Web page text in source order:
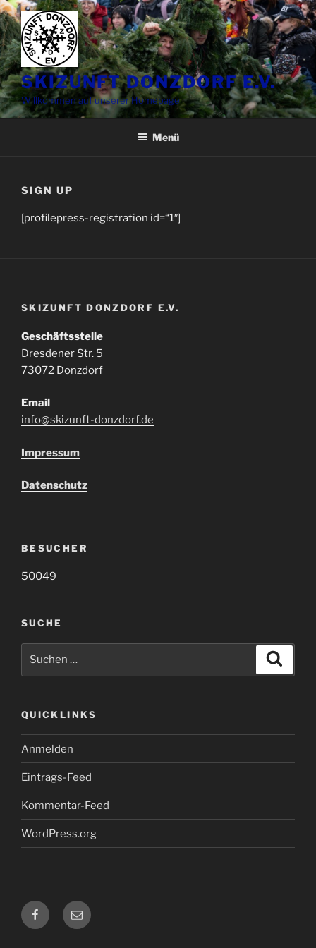
Zum
Inhalt
springen
SKIZUNFT DONZDORF E.V.
Willkommen auf unserer Homepage
Menü
SIGN UP
[profilepress-registration id=“1″]
SKIZUNFT DONZDORF E.V.
Geschäftsstelle
Dresdener Str. 5
73072 Donzdorf
Email
info@skizunft-donzdorf.de
Impressum
Datenschutz
BESUCHER
50049
SUCHE
QUICKLINKS
Anmelden
Eintrags-Feed
Kommentar-Feed
WordPress.org
Skilift
Donzdorf
E-
Mail